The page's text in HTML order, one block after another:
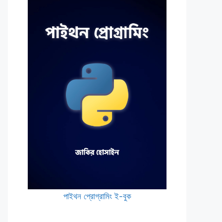
পাইথন প্রোগ্রামিং ই-বুক